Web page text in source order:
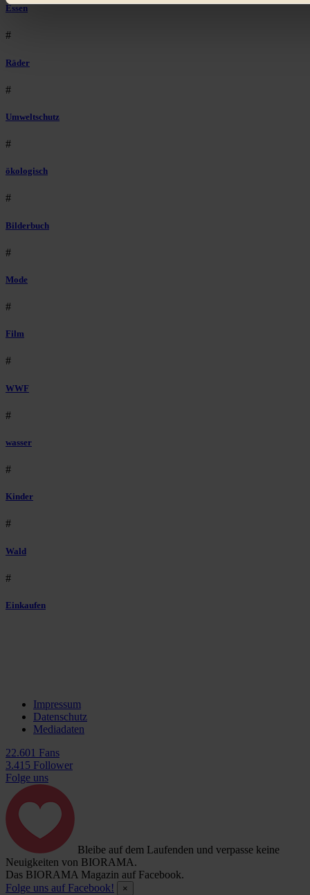
Essen
#
Räder
#
Umweltschutz
#
ökologisch
#
Bilderbuch
#
Mode
#
Film
#
WWF
#
wasser
#
Kinder
#
Wald
#
Einkaufen
Impressum
Datenschutz
Mediadaten
22.601 Fans
3.415 Follower
Folge uns
Bleibe auf dem Laufenden und verpasse keine
Neuigkeiten von BIORAMA.
Das BIORAMA Magazin auf Facebook.
Folge uns auf Facebook!
×